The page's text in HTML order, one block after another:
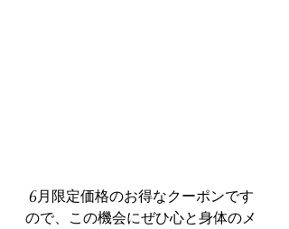
6月限定価格のお得なクーポンです
ので、この機会にぜひ心と身体のメ